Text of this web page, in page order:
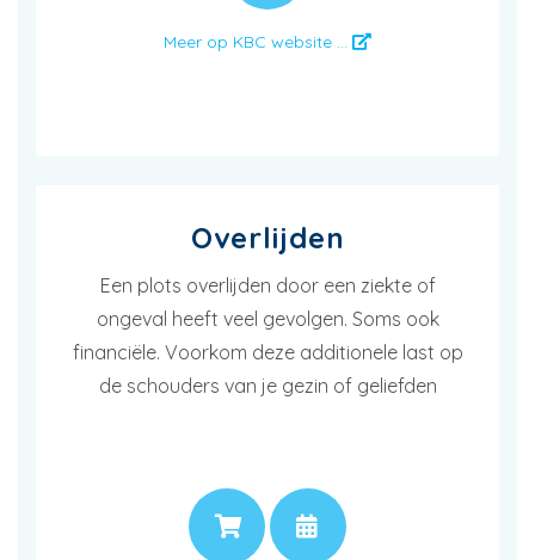
Meer op KBC website ...
Overlijden
Een plots overlijden door een ziekte of
ongeval heeft veel gevolgen. Soms ook
financiële. Voorkom deze additionele last op
de schouders van je gezin of geliefden
PRIJS